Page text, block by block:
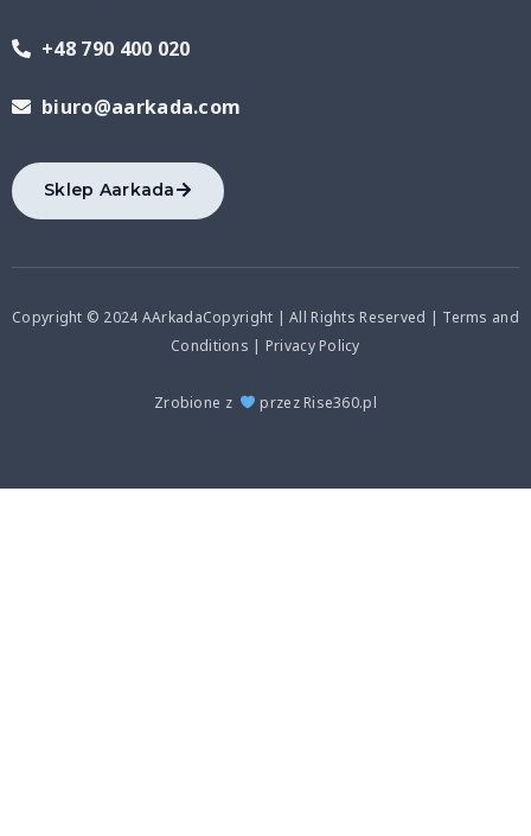
+48 790 400 020
biuro@aarkada.com
Sklep Aarkada
Copyright © 2024 AArkadaCopyright | All Rights Reserved | Terms and
Conditions | Privacy Policy
Zrobione z przez Rise360.pl